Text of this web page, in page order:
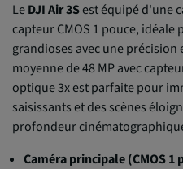
LeDJI Air 3Sest équipé d'une
capteur CMOS 1 pouce, idéale
grandioses avec une
moyenne de 48 MP avec
optique 3x est parfaite pour
saisissants et des scènes
profondeur
Caméra principale (CMOS 1